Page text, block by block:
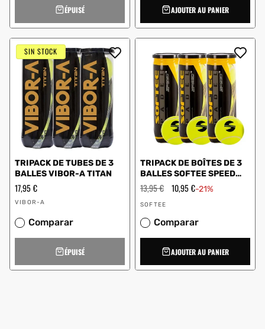
ÉPUISÉ AJOUTER AU PANIER
SIN STOCK
TRIPACK DE TUBES DE 3
BALLES VIBOR-A TITAN
Prix
régulier
17,95 €
Vendeur
VIBOR-A
Comparar
ÉPUISÉ
TRIPACK DE BOÎTES DE 3
BALLES SOFTEE SPEED
0014000
Prix
régulier
13,95 € Prix
en
10,95 €-21%
Vendeur
SOFTEE
Comparar
AJOUTER AU PANIER